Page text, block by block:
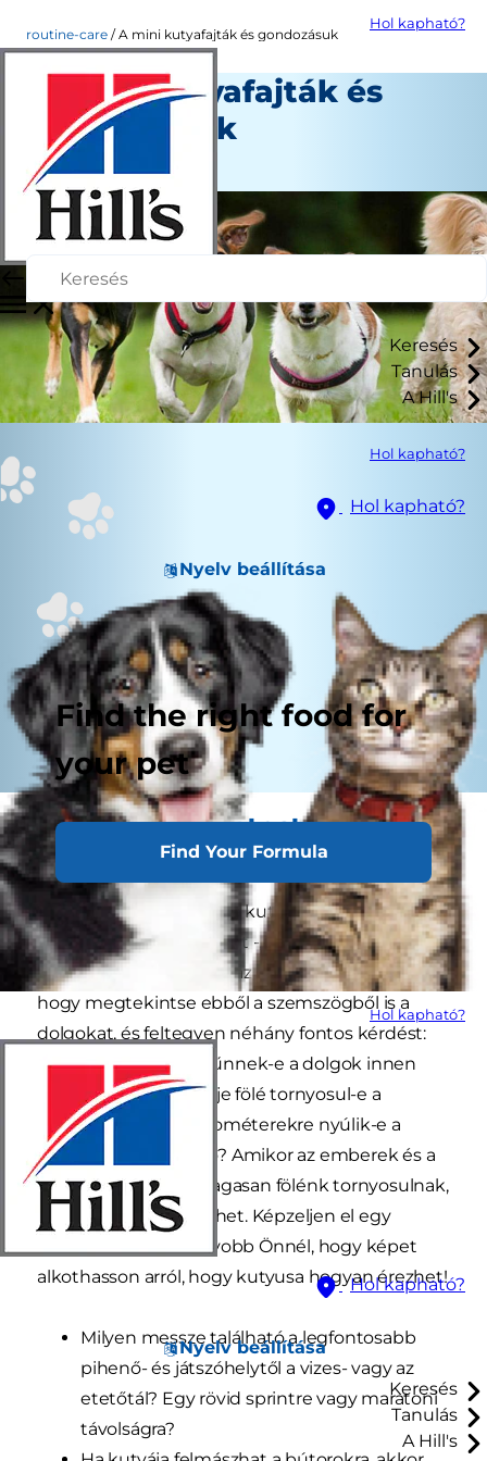
Hol kapható?
Keresés
Tanulás
A Hill's
Hol kapható?
Hol kapható?
Nyelv beállítása
Find the right food for
your pet
Find Your Formula
Hol kapható?
Hol kapható?
Nyelv beállítása
Keresés
Tanulás
A Hill's
routine-care A mini kutyafajták és gondozásuk
A mini kutyafajták és
gondozásuk
Személyzet Szerző
A világ egy kistestű kutya
szemszögéből
Először próbáljon meg a kutyája szintjére
leereszkedni - szó szerint -, és nézzen alaposan
körül! Amit most lát, az az ő világa, ezért fontos,
hogy megtekintse ebből a szemszögből is a
dolgokat, és feltegyen néhány fontos kérdést:
Félelmetesebbnek tűnnek-e a dolgok innen
lentről? Magasan a feje fölé tornyosul-e a
kanapé?Látszólag kilométerekre nyúlik-e a
csúszós konyhapadló? Amikor az emberek és a
háztartási tárgyak magasan fölénk tornyosulnak,
az kissé félelmetes lehet. Képzeljen el egy
porszívót, amely nagyobb Önnél, hogy képet
alkothasson arról, hogy kutyusa hogyan érezhet!
Milyen messze található a legfontosabb
pihenő- és játszóhelytől a vizes- vagy az
etetőtál? Egy rövid sprintre vagy maratoni
távolságra?